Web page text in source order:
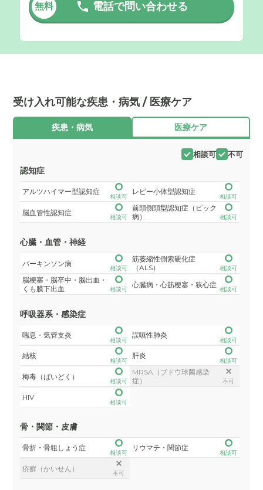
無料 電話で問い合わせる
受け入れ可能な疾患・病気 / 医療ケア
疾患・病気 医療ケア
相談可 不可
認知症
アルツハイマー型認知症
相談可
レビー小体型認知症
相談可
脳血管性認知症
相談可
前頭側頭型認知症（ピック
病）
相談可
心臓・血管・神経
パーキンソン病
相談可
筋萎縮性側索硬化症
（ALS）
相談可
脳梗塞・脳卒中・脳出血・
くも膜下出血
相談可
心臓病・心筋梗塞・狭心症
相談可
呼吸器系・感染症
喘息・気管支炎
相談可
誤嚥性肺炎
相談可
結核
相談可
肝炎
相談可
梅毒（ばいどく）
相談可
MRSA（ブドウ球菌感染
症）
不可
HIV
相談可
骨・関節・皮膚
骨折・骨粗しょう症
相談可
リウマチ・関節症
相談可
疥癬（かいせん）
不可